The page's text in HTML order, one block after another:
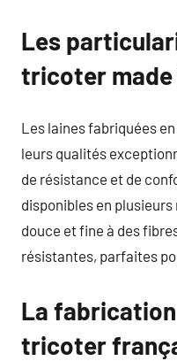
Les
tricoter made
Les laines fabriquées
leurs qualités
de résistance et de
disponibles en
douce et fine à des
résistantes, parfaites
La
tricoter